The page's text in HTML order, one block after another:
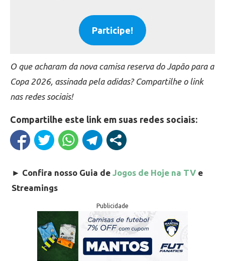
Participe!
O que acharam da nova camisa reserva do Japão para a
Copa 2026, assinada pela adidas? Compartilhe o link
nas redes sociais!
Compartilhe este link em suas redes sociais:
► Confira nosso Guia de Jogos de Hoje na TV e
Streamings
Publicidade